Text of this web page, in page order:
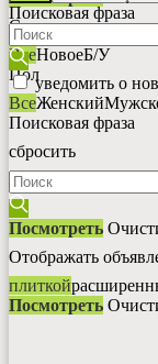
Состояние
ВсеНовоеБ/У
Пол
ВсеЖенский
Поисковая фраза
сбросить
Посмотреть
Отображать
плиткой
Посмотреть
Поисковая фраза
уведомить о